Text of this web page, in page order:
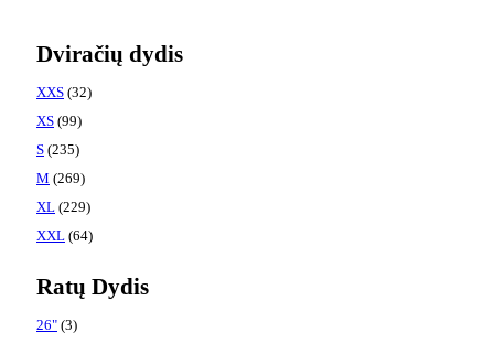
Dviračių dydis
XXS (32)
XS (99)
S (235)
M (269)
XL (229)
XXL (64)
Ratų Dydis
26" (3)